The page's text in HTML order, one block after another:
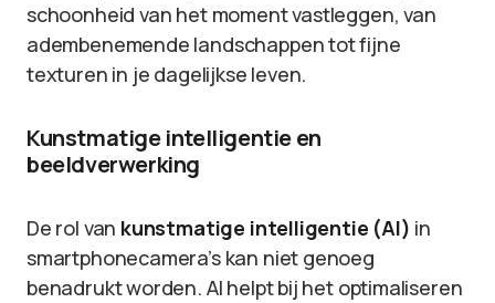
schoonheid van het moment vastleggen, van
adembenemende landschappen tot fijne
texturen in je dagelijkse leven.
Kunstmatige intelligentie en
beeldverwerking
De rol van kunstmatige intelligentie (AI) in
smartphonecamera’s kan niet genoeg
benadrukt worden. AI helpt bij het optimaliseren